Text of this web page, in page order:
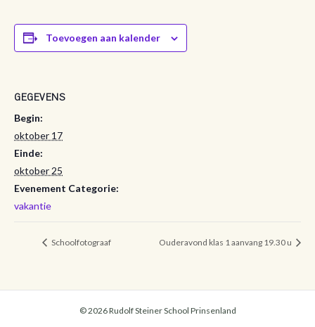
Toevoegen aan kalender
GEGEVENS
Begin:
oktober 17
Einde:
oktober 25
Evenement Categorie:
vakantie
Schoolfotograaf Ouderavond klas 1 aanvang 19.30 u
© 2026 Rudolf Steiner School Prinsenland